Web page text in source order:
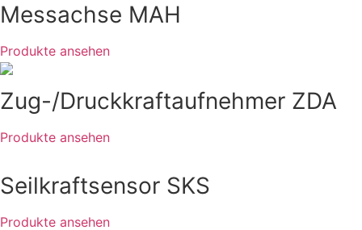
Messachse MAH
Produkte ansehen
Zug-/Druckkraft­aufnehmer ZDA
Produkte ansehen
Seilkraftsensor SKS
Produkte ansehen